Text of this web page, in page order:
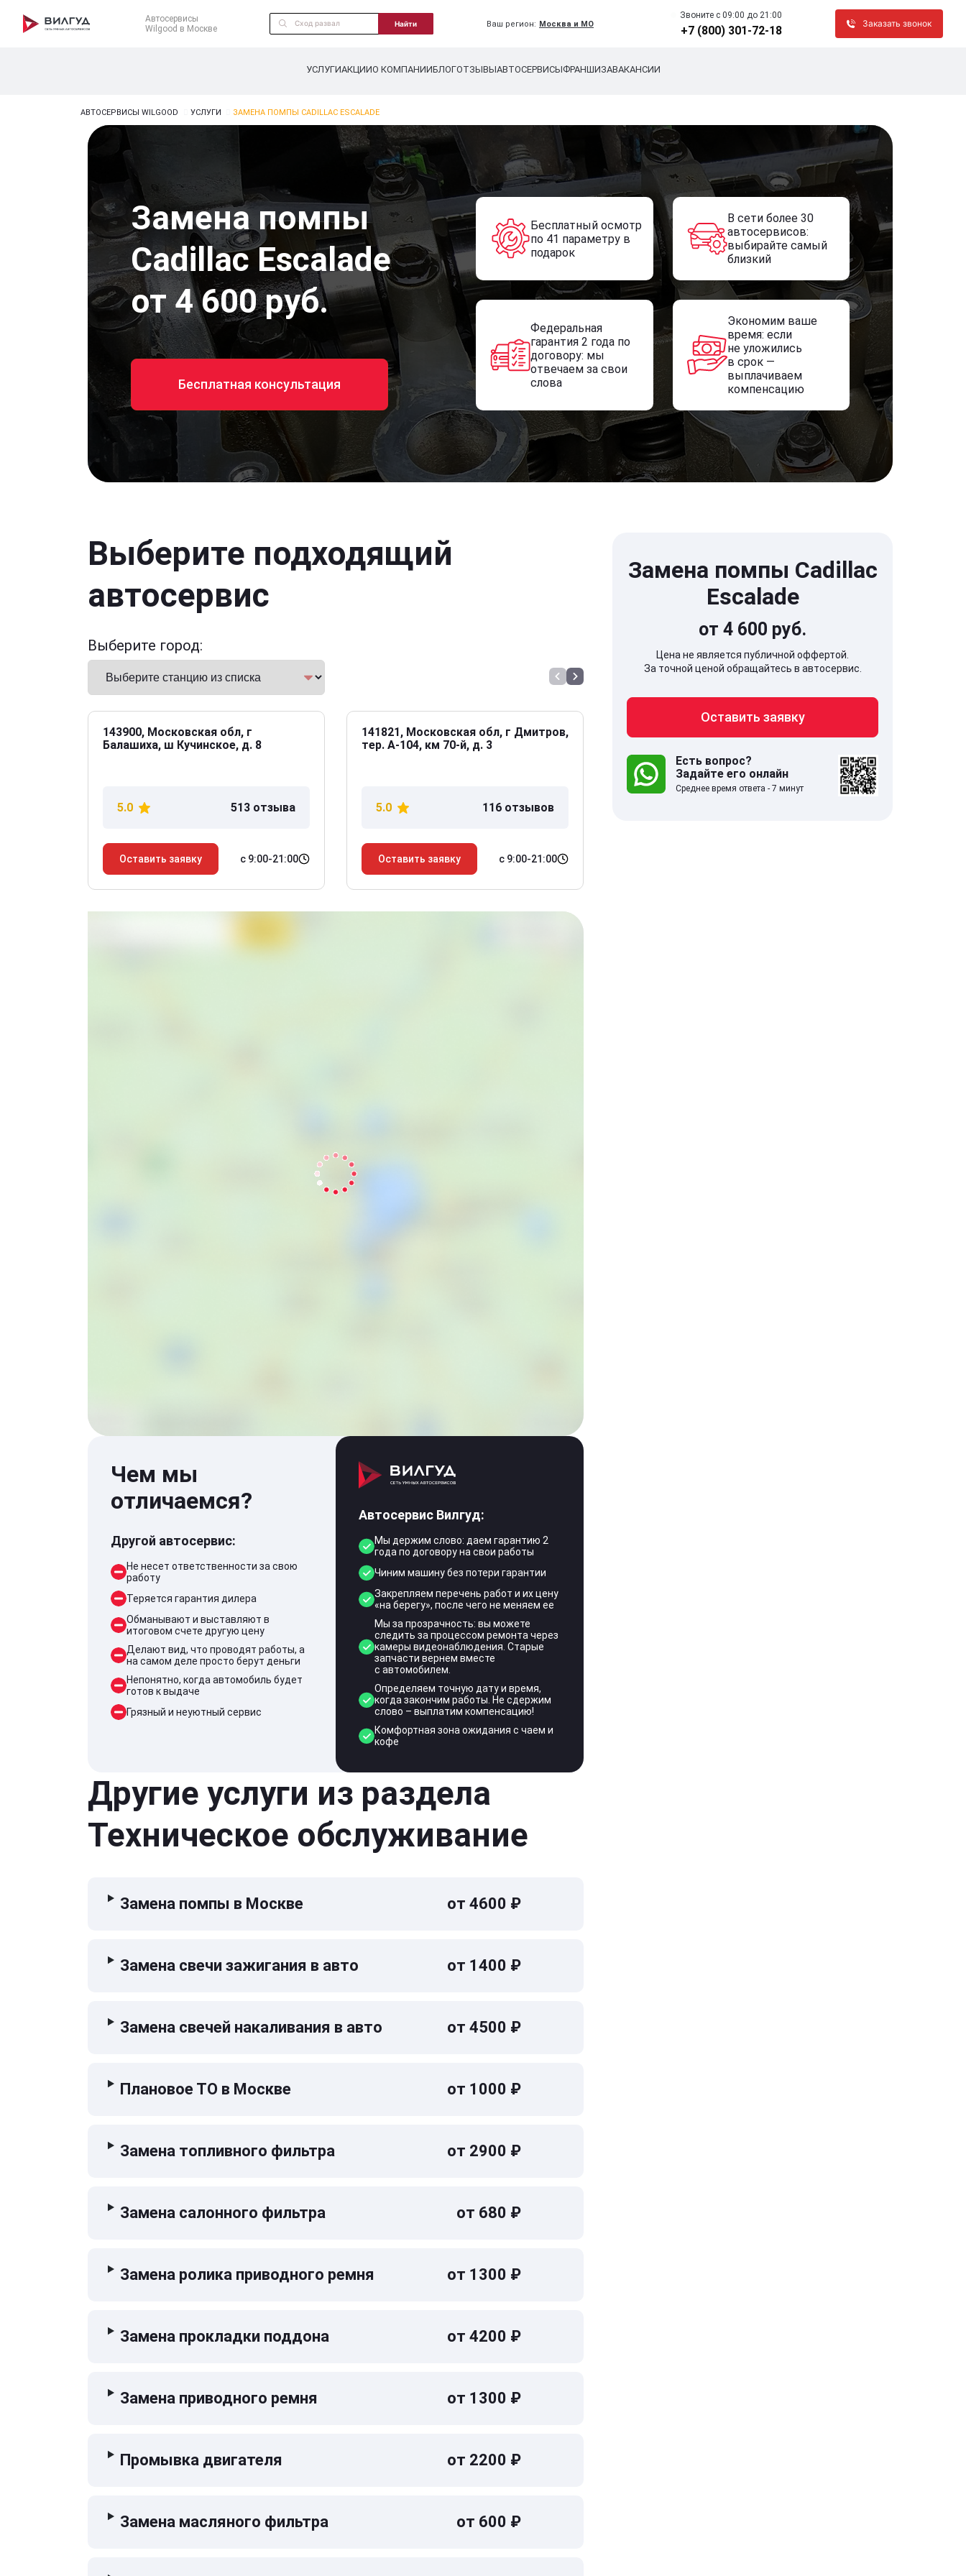
Автосервисы
Wilgood в Москве
Найти Ваш регион: Москва и МО
Звоните c 09:00 до 21:00
+7 (800) 301-72-18
Заказать звонок
УСЛУГИАКЦИИО КОМПАНИИБЛОГОТЗЫВЫАВТОСЕРВИСЫФРАНШИЗАВАКАНСИИ
АВТОСЕРВИСЫ WILGOOD УСЛУГИ ЗАМЕНА ПОМПЫ CADILLAC ESCALADE
Замена помпы
Cadillac Escalade
от 4 600 руб.
Бесплатная консультация
Бесплатный осмотр
по 41 параметру в
подарок
В сети более 30
автосервисов:
выбирайте самый
близкий
Федеральная
гарантия 2 года по
договору: мы
отвечаем за свои
слова
Экономим ваше
время: если
не уложились
в срок —
выплачиваем
компенсацию
Выберите подходящий
автосервис
Выберите город:
143900, Московская обл, г
Балашиха, ш Кучинское, д. 8
5.0 513 отзыва
Оставить заявку с 9:00-21:00
141821, Московская обл, г Дмитров,
тер. А-104, км 70-й, д. 3
5.0 116 отзывов
Оставить заявку с 9:00-21:00
141707, Московская обл,
дом 5
Чем мы
отличаемся?
Другой автосервис:
Не несет ответственности за свою
работу
Теряется гарантия дилера
Обманывают и выставляют в
итоговом счете другую цену
Делают вид, что проводят работы, а
на самом деле просто берут деньги
Непонятно, когда автомобиль будет
готов к выдаче
Грязный и неуютный сервис
Автосервис Вилгуд:
Мы держим слово: даем гарантию 2
года по договору на свои работы
Чиним машину без потери гарантии
Закрепляем перечень работ и их цену
«на берегу», после чего не меняем ее
Мы за прозрачность: вы можете
следить за процессом ремонта через
камеры видеонаблюдения. Старые
запчасти вернем вместе
с автомобилем.
Определяем точную дату и время,
когда закончим работы. Не сдержим
слово – выплатим компенсацию!
Комфортная зона ожидания с чаем и
кофе
Другие услуги из раздела
Техническое обслуживание
Замена помпы в Москве от 4600 ₽
Замена свечи зажигания в авто от 1400 ₽
Замена свечей накаливания в авто от 4500 ₽
Плановое ТО в Москве от 1000 ₽
Замена топливного фильтра от 2900 ₽
Замена салонного фильтра от 680 ₽
Замена ролика приводного ремня от 1300 ₽
Замена прокладки поддона от 4200 ₽
Замена приводного ремня от 1300 ₽
Промывка двигателя от 2200 ₽
Замена масляного фильтра от 600 ₽
Замена помпы Cadillac
Escalade
от 4 600 руб.
Цена не является публичной оффертой.
За точной ценой обращайтесь в автосервис.
Оставить заявку
Есть вопрос?
Задайте его онлайн
Среднее время ответа - 7 минут